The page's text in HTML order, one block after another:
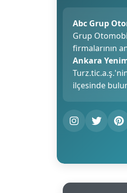
Abc Grup
Grup
firmalarının
Ankara
ilçesinde